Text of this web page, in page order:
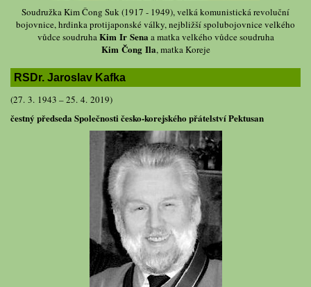
Soudružka Kim Čong Suk (1917 - 1949), velká komunistická revoluční
bojovnice, hrdinka protijaponské války, nejbližší spolubojovnice velkého
vůdce soudruhaKim Ir Sena a matka velkého vůdce soudruha
Kim Čong Ila, matka Koreje
RSDr. Jaroslav Kafka
(27. 3. 1943 – 25. 4. 2019)
čestný předseda Společnosti česko-korejského přátelství Pektusan